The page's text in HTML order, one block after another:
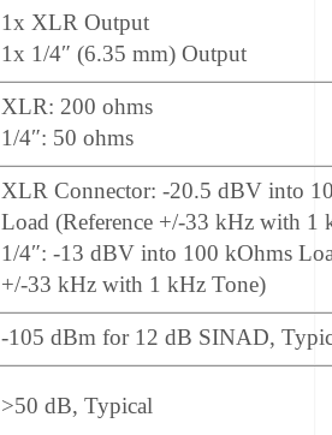
1x XLR Output
1x 1/4″ (6.35 mm) Output
XLR: 200 ohms
1/4″: 50 ohms
XLR Connector: -20.5 dBV into
Load (Reference +/-33 kHz with 1
1/4″: -13 dBV into 100 kOhms
+/-33 kHz with 1 kHz Tone)
-105 dBm for 12 dB SINAD,
>50 dB, Typical